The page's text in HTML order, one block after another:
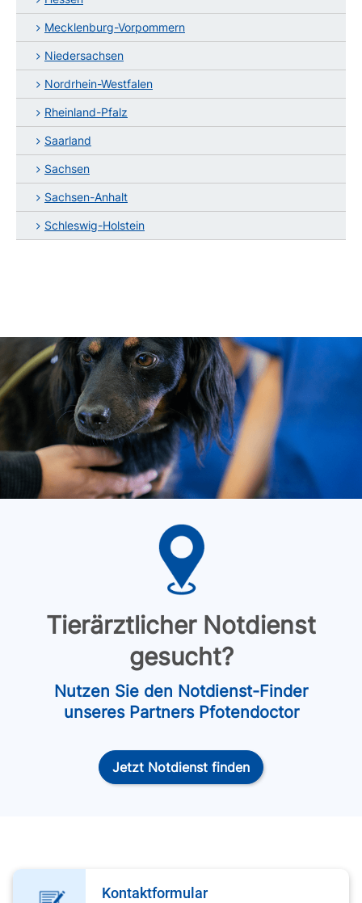
Mecklenburg-Vorpommern
Niedersachsen
Nordrhein-Westfalen
Rheinland-Pfalz
Saarland
Sachsen
Sachsen-Anhalt
Schleswig-Holstein
Tierärztlicher Notdienst
gesucht?
Nutzen Sie den Notdienst-Finder
unseres Partners Pfotendoctor
Jetzt Notdienst finden
Kontaktformular